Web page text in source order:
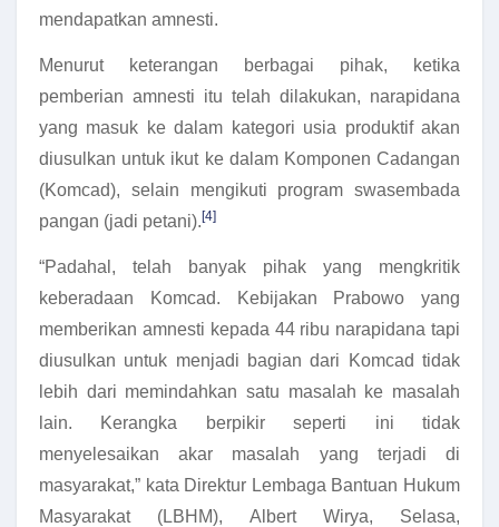
mendapatkan amnesti.
Menurut keterangan berbagai pihak, ketika
pemberian amnesti itu telah dilakukan, narapidana
yang masuk ke dalam kategori usia produktif akan
diusulkan untuk ikut ke dalam Komponen Cadangan
(Komcad), selain mengikuti program swasembada
pangan (jadi petani). [4]
“Padahal, telah banyak pihak yang mengkritik
keberadaan Komcad. Kebijakan Prabowo yang
memberikan amnesti kepada 44 ribu narapidana tapi
diusulkan untuk menjadi bagian dari Komcad tidak
lebih dari memindahkan satu masalah ke masalah
lain. Kerangka berpikir seperti ini tidak
menyelesaikan akar masalah yang terjadi di
masyarakat,” kata Direktur Lembaga Bantuan Hukum
Masyarakat (LBHM), Albert Wirya, Selasa,